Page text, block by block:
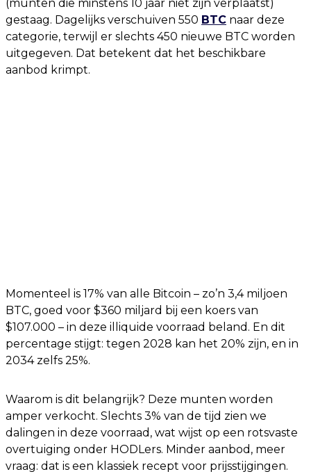
(munten die minstens 10 jaar niet zijn verplaatst)
gestaag. Dagelijks verschuiven 550 BTC naar deze
categorie, terwijl er slechts 450 nieuwe BTC worden
uitgegeven. Dat betekent dat het beschikbare
aanbod krimpt.
Momenteel is 17% van alle Bitcoin – zo’n 3,4 miljoen
BTC, goed voor $360 miljard bij een koers van
$107.000 – in deze illiquide voorraad beland. En dit
percentage stijgt: tegen 2028 kan het 20% zijn, en in
2034 zelfs 25%.
Waarom is dit belangrijk? Deze munten worden
amper verkocht. Slechts 3% van de tijd zien we
dalingen in deze voorraad, wat wijst op een rotsvaste
overtuiging onder HODLers. Minder aanbod, meer
vraag: dat is een klassiek recept voor prijsstijgingen.